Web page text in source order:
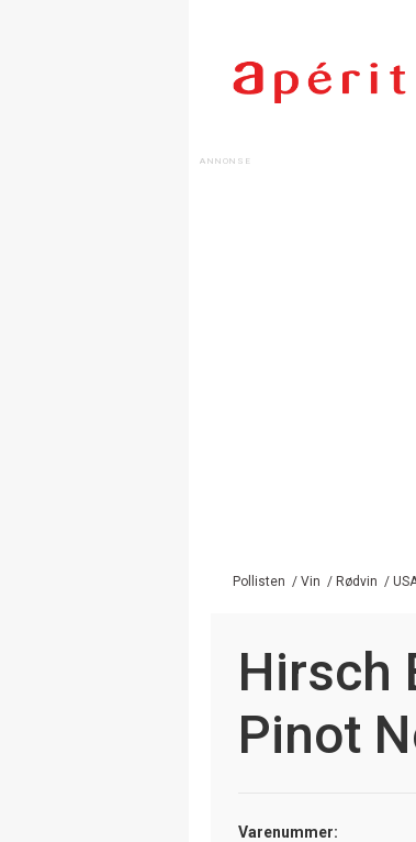
Pollisten / Vin / Rødvin /
Hirsch
Pinot
Varenummer: